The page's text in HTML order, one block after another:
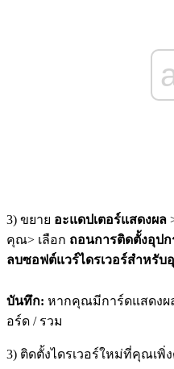
3) ขยาย อะแดปเตอร์แสดงผล
คุณ> เลือก ถอนการติดตั้งอุป
ลบซอฟต์แวร์ไดรเวอร์สำหรั
บันทึก: หากคุณมีการ์ดแสดงผ
อร์ด / รวม
3) ติดตั้งไดรเวอร์ใหม่ที่คุณเพิ่